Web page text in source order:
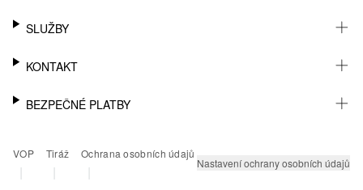
KARIÉRA
SLUŽBY
NEWSLETTER
SEZNAM PŘÁNÍ
ČASTÉ OTÁZKY
KONTAKT
PODPORA
BEZPEČNÉ PLATBY
KLARNA
VOP
|
Tiráž
|
Ochrana osobních údajů
| Nastavení ochrany osobních údajů